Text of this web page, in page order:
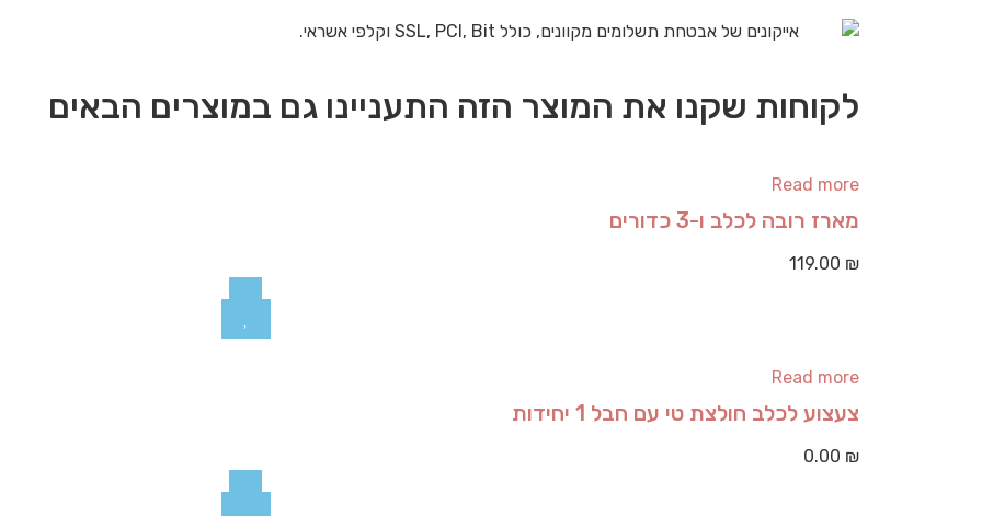
לקוחות שקנו את המוצר הזה התעניינו גם במוצרים הבאים
Read more
מארז רובה לכלב ו-3 כדורים
119.00 ₪
Read more
צעצוע לכלב חולצת טי עם חבל 1 יחידות
0.00 ₪